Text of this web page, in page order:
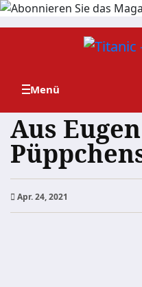
Zum
Aus
Apr. 24, 2021